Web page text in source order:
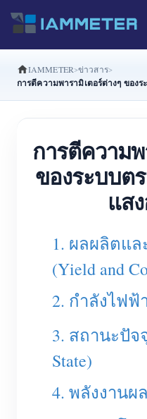
ผลิตภัณฑ์
มิเตอร์พลังงาน
มิเตอร์พลังงาน
มิเตอร์พลังงาน
ตัวควบคุมกำลัง
IAMMETER
บริการโฮสต์ด้วย
โปรแกรมจำลอง
ระบบพยากรณ์แ
IAMMETER ข่าวสาร
การตีความพารามิเตอร์ต่างๆ ของ
การตีความ
ของระบบต
แส
1. ผลผลิตแ
(Yield and
2. กำลังไฟฟ้
3. สถานะปัจ
State)
4. พลังงานผ